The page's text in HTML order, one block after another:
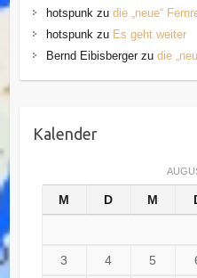
hotspunkzu die „neue“
hotspunkzu Es geht weiter
Bernd Eibisbergerzu die
Kalender
M D M
3 4 5